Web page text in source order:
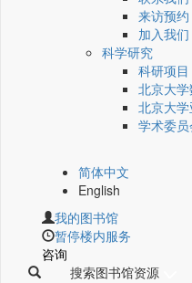
来访预约
加入我们
科学研究
科研项目
北京大
北京大
学术委员
简体中文
English
我的图书馆
暂停楼内服务
咨询
搜索图书馆资源